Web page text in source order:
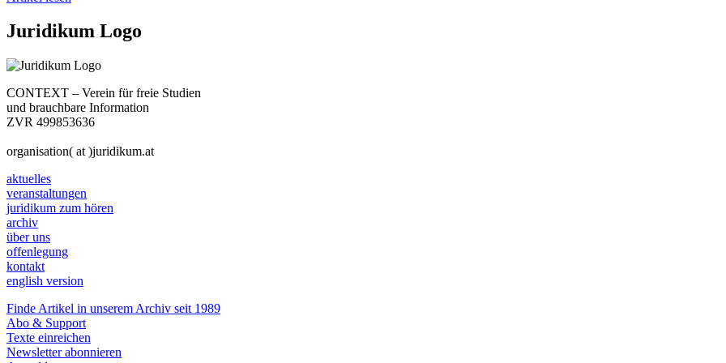
Juridikum Logo
CONTEXT – Verein für freie Studien
und brauchbare Information
ZVR 499853636
organisation( at )juridikum.at
aktuelles
veranstaltungen
juridikum zum hören
archiv
über uns
offenlegung
kontakt
english version
Finde Artikel in unserem Archiv seit 1989
Abo & Support
Texte einreichen
Newsletter abonnieren